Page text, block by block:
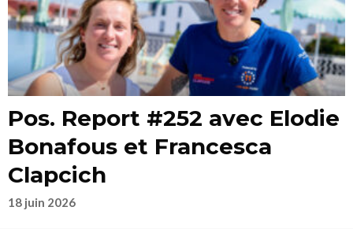
Pos. Report #252 avec Elodie
Bonafous et Francesca
Clapcich
18 juin 2026